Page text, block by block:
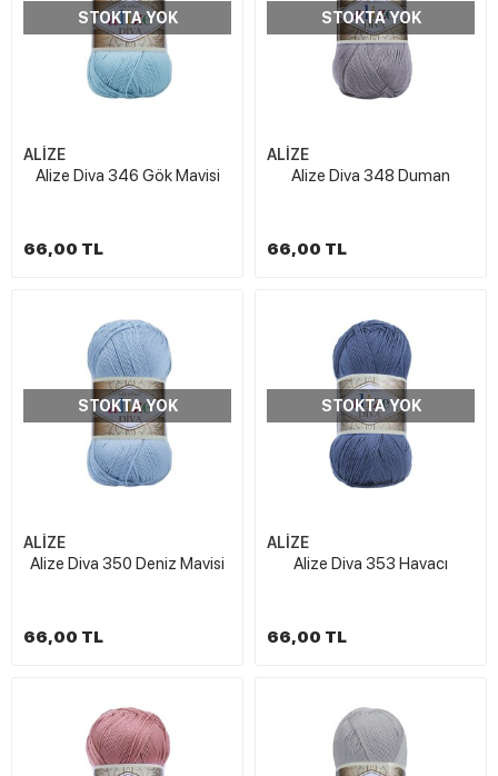
STOKTA YOK
ALİZE
Alize Diva 346 Gök Mavisi
66,00 TL
STOKTA YOK
ALİZE
Alize Diva 348 Duman
66,00 TL
STOKTA YOK
ALİZE
Alize Diva 350 Deniz Mavisi
66,00 TL
STOKTA YOK
ALİZE
Alize Diva 353 Havacı
66,00 TL